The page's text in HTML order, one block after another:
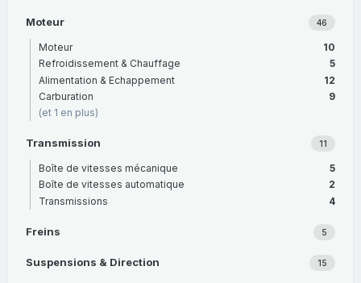
46
Moteur
10
Moteur
5
Refroidissement & Chauffage
12
Alimentation & Echappement
9
Carburation
(et 1 en plus)
11
Transmission
5
Boîte de vitesses mécanique
2
Boîte de vitesses automatique
4
Transmissions
5
Freins
15
Suspensions & Direction